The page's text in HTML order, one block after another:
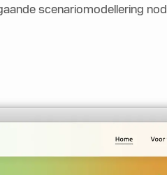
scenariomodellering